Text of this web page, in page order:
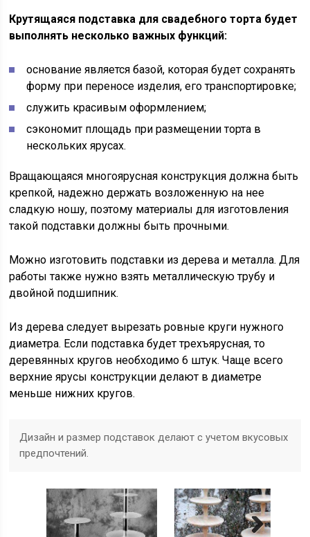
Крутящаяся подставка для свадебного торта будет
выполнять несколько важных функций:
основание является базой, которая будет сохранять
форму при переносе изделия, его транспортировке;
служить красивым оформлением;
сэкономит площадь при размещении торта в
нескольких ярусах.
Вращающаяся многоярусная конструкция должна быть
крепкой, надежно держать возложенную на нее
сладкую ношу, поэтому материалы для изготовления
такой подставки должны быть прочными.
Можно изготовить подставки из дерева и металла. Для
работы также нужно взять металлическую трубу и
двойной подшипник.
Из дерева следует вырезать ровные круги нужного
диаметра. Если подставка будет трехъярусная, то
деревянных кругов необходимо 6 штук. Чаще всего
верхние ярусы конструкции делают в диаметре
меньше нижних кругов.
Дизайн и размер подставок делают с учетом вкусовых
предпочтений.